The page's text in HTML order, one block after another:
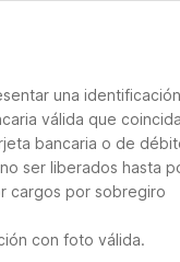
una identificación
válida que
bancaria o de
ser liberados hasta
cargos por sobregiro
con foto válida.